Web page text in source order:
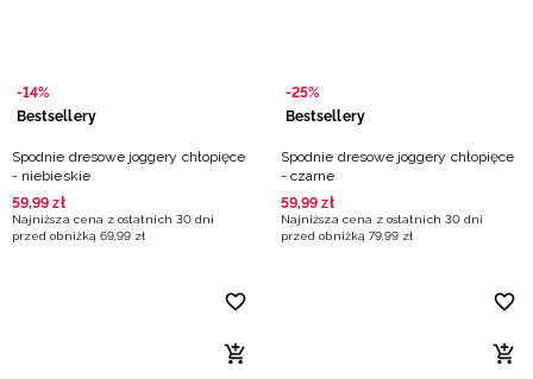
-14%
Bestsellery
Spodnie dresowe joggery chłopięce
- niebieskie
59,99 zł
Najniższa cena z ostatnich 30 dni
przed obniżką 69,99 zł
-25%
Bestsellery
Spodnie dresowe joggery chłopięce
- czarne
59,99 zł
Najniższa cena z ostatnich 30 dni
przed obniżką 79,99 zł